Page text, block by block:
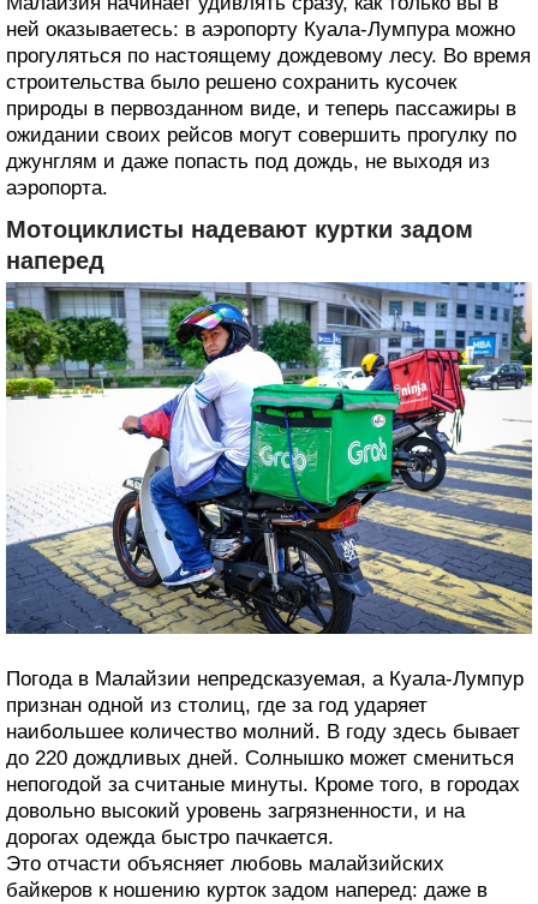
ней оказываетесь: в аэропорту Куала-Лумпура можно
прогуляться по настоящему дождевому лесу. Во время
строительства было решено сохранить кусочек
природы в первозданном виде, и теперь пассажиры в
ожидании своих рейсов могут совершить прогулку по
джунглям и даже попасть под дождь, не выходя из
аэропорта.
Мотоциклисты надевают куртки задом
наперед
Погода в Малайзии непредсказуемая, а Куала-Лумпур
признан одной из столиц, где за год ударяет
наибольшее количество молний. В году здесь бывает
до 220 дождливых дней. Солнышко может смениться
непогодой за считаные минуты. Кроме того, в городах
довольно высокий уровень загрязненности, и на
дорогах одежда быстро пачкается.
Это отчасти объясняет любовь малайзийских
байкеров к ношению курток задом наперед: даже в